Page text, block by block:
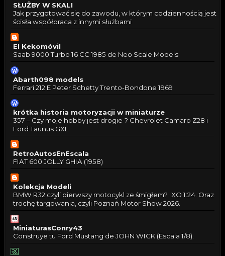
SŁUŻBY W SKALI
Jak przygotować się do zawodu, w którym codziennością jest
ścisła współpraca z innymi służbami
El Kekomóvil
Saab 9000 Turbo 16 CC 1985 de Neo Scale Models
Abarth098 models
Ferrari 212 E Peter Schetty Trento-Bondone 1969
krótka historia motoryzacji w miniaturze
357 – Czy moje hobby jest drogie ? Chevrolet Camaro Z28 i
Ford Taunus GXL
RetroAutosEnEscala
FIAT 600 JOLLY GHIA (1958)
Kolekcja Modeli
BMW R32 czyli pierwszy motocykl ze śmigłem? IXO 1:24. Oraz
trochę targowania, czyli Poznań Motor Show 2026.
MiniaturasConry43
Construye tu Ford Mustang de JOHN WICK (Escala 1/8).